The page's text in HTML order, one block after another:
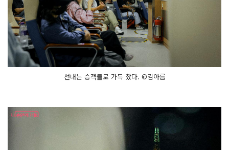
선내는 승객들로 가득 찼다. ©김아름